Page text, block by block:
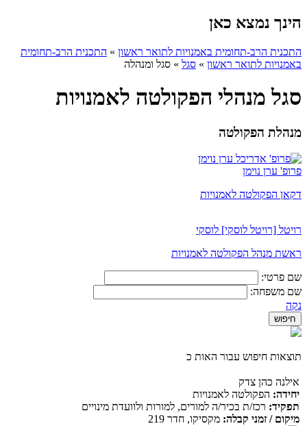
הינך נמצא כאן
התכנית הרב-תחומית באמנויות לתואר ראשון » התכנית הרב-תחומית
באמנויות לתואר ראשון » סגל » סגל ומנהלה
סגל מנהלי הפקולטה לאמנויות
מנהלת הפקולטה
פרופ' ערן נוימן
דקאן הפקולטה לאמנויות
רויטל [רויטל לוסקי] לוסקי
ראשת מנהל הפקולטה לאמנויות
שם פרטי:
שם משפחה:
נקה
תוצאות חיפוש עבור האות כ
אילנה כהן צדק
יחידה: הפקולטה לאמנויות
תפקיד: רכז/ת בכיר/ה למורים, למורות ולוועדת מינויים
מיקום / זמני קבלה: מקסיקו, חדר 219